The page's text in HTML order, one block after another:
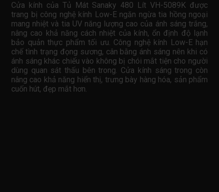
Cửa kính của Tủ Mát Sanaky 480 Lít VH-5089K được
trang bị công nghệ kính Low-E ngăn ngừa tia hồng ngoại
mang nhiệt và tia UV năng lượng cao của ánh sáng trắng,
nâng cao khả năng cách nhiệt của kính, ổn định độ lạnh
bảo quản thực phẩm tối ưu. Công nghệ kính Low-E hạn
chế tình trạng đọng sương, cân bằng ánh sáng nên khi có
ánh sáng khác chiếu vào không bị chói mắt tiện cho người
dùng quan sát thấu bên trong. Cửa kính sáng trong còn
nâng cao khả năng hiển thị, trưng bày hàng hóa, sản phẩm
cuốn hút, đẹp mắt hơn.